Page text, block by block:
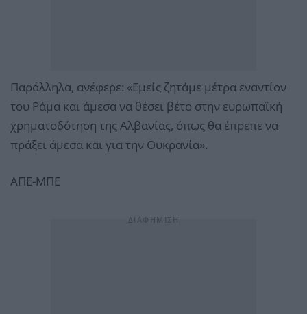
Παράλληλα, ανέφερε: «Εμείς ζητάμε μέτρα εναντίον
του Ράμα και άμεσα να θέσει βέτο στην ευρωπαϊκή
χρηματοδότηση της Αλβανίας, όπως θα έπρεπε να
πράξει άμεσα και για την Ουκρανία».
ΑΠΕ-ΜΠΕ